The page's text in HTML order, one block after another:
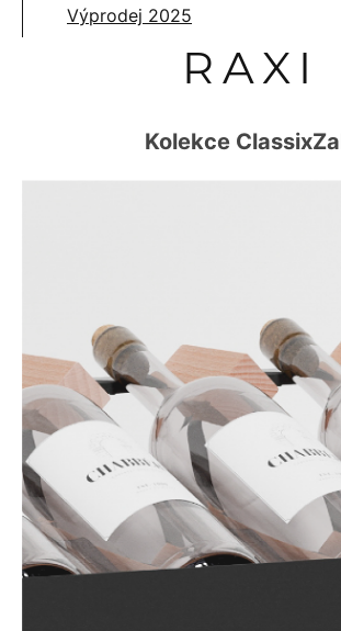
Výprodej 2025
RAXI
Kolekce Classix